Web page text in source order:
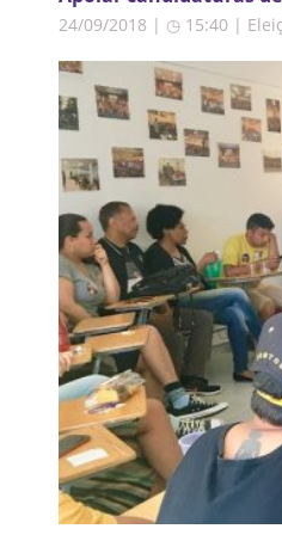
24/09/2018 | ◷ 15:40 |